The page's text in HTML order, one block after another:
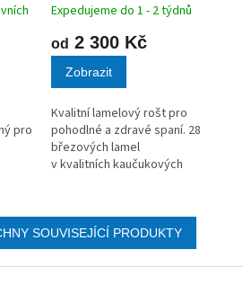
pro
Expedujeme do 1 - 2 týdnů
od 2 300 Kč
Zobrazit
Kvalitní lamelový rošt pro
pohodlné a zdravé spaní. 28
březových lamel
v kvalitních kaučukových
SOUVISEJÍCÍ PRODUKTY